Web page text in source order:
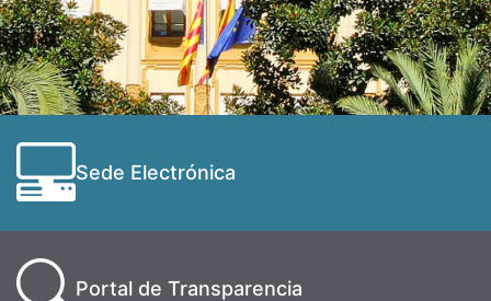
Sede Electrónica
Portal de Transparencia